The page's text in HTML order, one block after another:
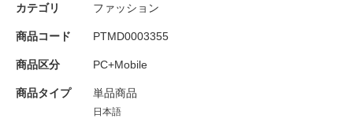
カテゴリ ファッション
商品コード PTMD0003355
商品区分 PC+Mobile
商品タイプ 単品商品
日本語